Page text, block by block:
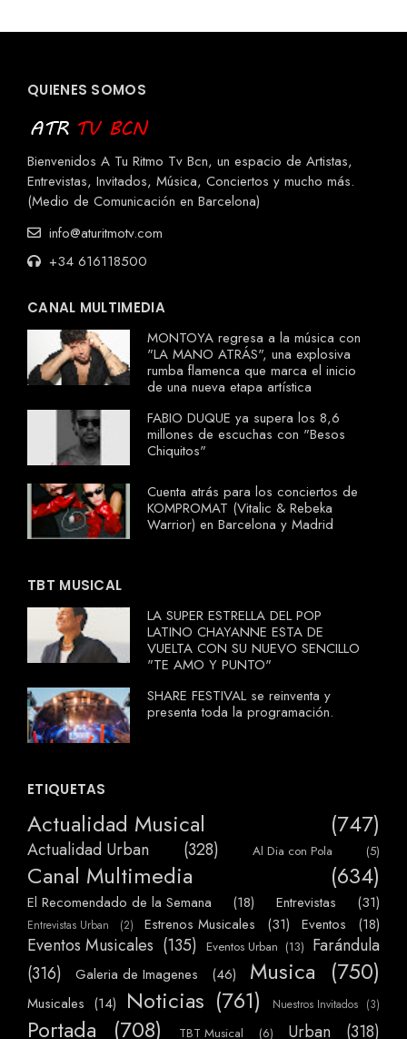
QUIENES SOMOS
Bienvenidos A Tu Ritmo Tv Bcn, un espacio de Artistas,
Entrevistas, Invitados, Música, Conciertos y mucho más.
(Medio de Comunicación en Barcelona)
info@aturitmotv.com
+34 616118500
CANAL MULTIMEDIA
MONTOYA regresa a la música con
"LA MANO ATRÁS", una explosiva
rumba flamenca que marca el inicio
de una nueva etapa artística
FABIO DUQUE ya supera los 8,6
millones de escuchas con "Besos
Chiquitos"
Cuenta atrás para los conciertos de
KOMPROMAT (Vitalic & Rebeka
Warrior) en Barcelona y Madrid
TBT MUSICAL
LA SUPER ESTRELLA DEL POP
LATINO CHAYANNE ESTA DE
VUELTA CON SU NUEVO SENCILLO
"TE AMO Y PUNTO"
SHARE FESTIVAL se reinventa y
presenta toda la programación.
ETIQUETAS
Actualidad Musical (747)
Actualidad Urban (328) Al Dia con Pola (5)
Canal Multimedia (634)
El Recomendado de la Semana (18) Entrevistas (31)
Entrevistas Urban (2) Estrenos Musicales (31) Eventos (18)
Eventos Musicales (135) Eventos Urban (13) Farándula
(316)
Galeria de Imagenes (46) Musica (750)
Musicales (14) Noticias (761) Nuestros Invitados (3)
Portada (708) TBT Musical (6) Urban (318)